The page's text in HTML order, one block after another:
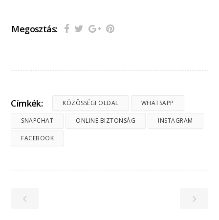
Megosztás:
Címkék: KÖZÖSSÉGI OLDAL WHATSAPP
SNAPCHAT ONLINE BIZTONSÁG INSTAGRAM
FACEBOOK